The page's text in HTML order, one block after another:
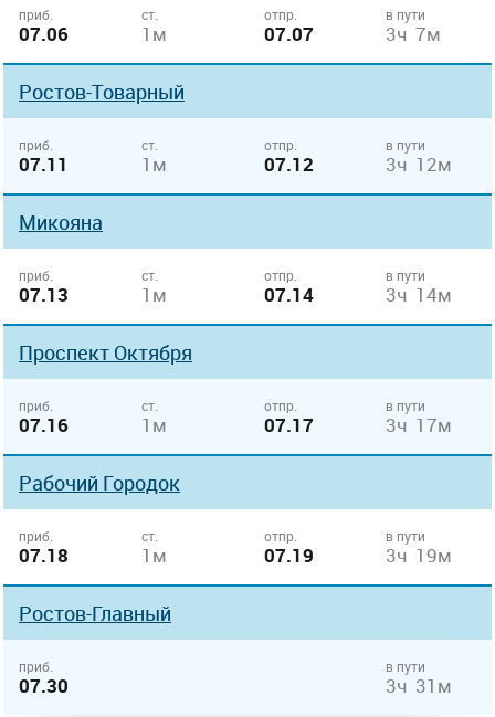
приб.
07.06
ст.
1м
отпр.
07.07
в пути
3ч 7м
Ростов-Товарный
приб.
07.11
ст.
1м
отпр.
07.12
в пути
3ч 12м
Микояна
приб.
07.13
ст.
1м
отпр.
07.14
в пути
3ч 14м
Проспект Октября
приб.
07.16
ст.
1м
отпр.
07.17
в пути
3ч 17м
Рабочий Городок
приб.
07.18
ст.
1м
отпр.
07.19
в пути
3ч 19м
Ростов-Главный
приб.
07.30
в пути
3ч 31м